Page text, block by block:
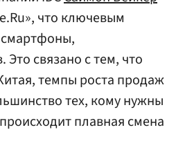
что ключевым
связано с тем, что
темпы роста продаж
тех, кому нужны
плавная смена